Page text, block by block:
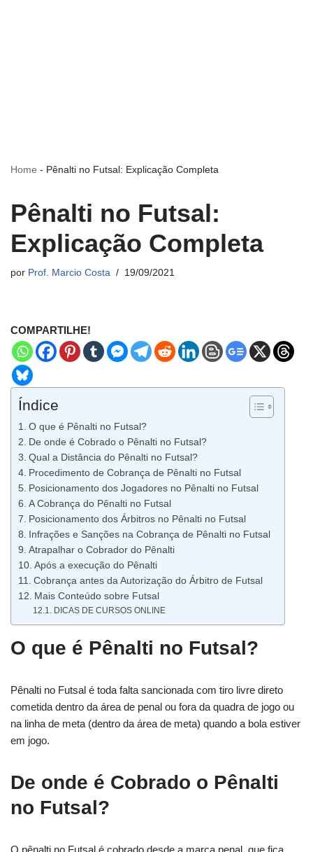
Home - Pênalti no Futsal: Explicação Completa
Pênalti no Futsal:
Explicação Completa
por Prof. Marcio Costa 19/09/2021
COMPARTILHE!
Índice
O que é Pênalti no Futsal?
De onde é Cobrado o Pênalti no Futsal?
Qual a Distância do Pênalti no Futsal?
Procedimento de Cobrança de Pênalti no Futsal
Posicionamento dos Jogadores no Pênalti no Futsal
A Cobrança do Pênalti no Futsal
Posicionamento dos Árbitros no Pênalti no Futsal
Infrações e Sanções na Cobrança de Pênalti no Futsal
Atrapalhar o Cobrador do Pênalti
Após a execução do Pênalti
Cobrança antes da Autorização do Árbitro de Futsal
Mais Conteúdo sobre Futsal
DICAS DE CURSOS ONLINE
O que é Pênalti no Futsal?
Pênalti no Futsal é toda falta sancionada com tiro livre direto
cometida dentro da área de penal ou fora da quadra de jogo ou
na linha de meta (dentro da área de meta) quando a bola estiver
em jogo.
De onde é Cobrado o Pênalti
no Futsal?
O pênalti no Futsal é cobrado desde a marca penal, que fica